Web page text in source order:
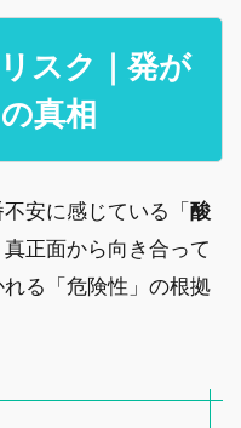
スク｜発が
真相
安に感じている「酸
正面から向き合って
る「危険性」の根拠